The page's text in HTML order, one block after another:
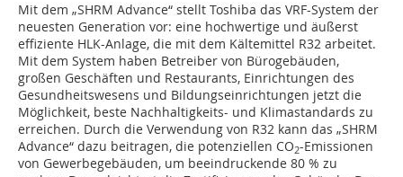
Mit dem „SHRM Advance“ stellt Toshiba das VRF-System der
neuesten Generation vor: eine hochwertige und äußerst
effiziente HLK-Anlage, die mit dem Kältemittel R32 arbeitet.
Mit dem System haben Betreiber von Bürogebäuden,
großen Geschäften und Restaurants, Einrichtungen des
Gesundheitswesens und Bildungseinrichtungen jetzt die
Möglichkeit, beste Nachhaltigkeits- und Klimastandards zu
erreichen. Durch die Verwendung von R32 kann das „SHRM
­Advance“ dazu beitragen, die potenziellen CO2-Emissionen
von Gewerbegebäuden, um beeindruckende 80 % zu